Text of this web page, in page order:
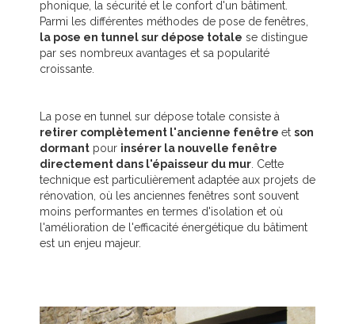
phonique, la sécurité et le confort d'un bâtiment.
Parmi les différentes méthodes de pose de fenêtres,
la pose en tunnel sur dépose totale se distingue
par ses nombreux avantages et sa popularité
croissante.
La pose en tunnel sur dépose totale consiste à
retirer complètement l'ancienne fenêtre et son
dormant pour insérer la nouvelle fenêtre
directement dans l'épaisseur du mur . Cette
technique est particulièrement adaptée aux projets de
rénovation, où les anciennes fenêtres sont souvent
moins performantes en termes d'isolation et où
l'amélioration de l'efficacité énergétique du bâtiment
est un enjeu majeur.